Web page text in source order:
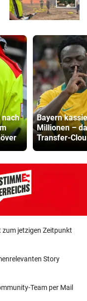
nach
Bayern
Millionen –
Transfer-Clou
zum jetzigen Zeitpunkt
Story
Team per Mail